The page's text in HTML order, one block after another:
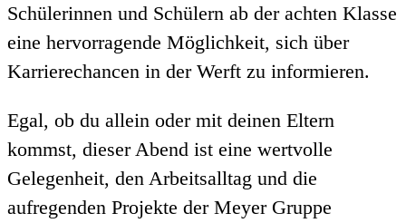
Schülerinnen und Schülern ab der achten Klasse
eine hervorragende Möglichkeit, sich über
Karrierechancen in der Werft zu informieren.
Egal, ob du allein oder mit deinen Eltern
kommst, dieser Abend ist eine wertvolle
Gelegenheit, den Arbeitsalltag und die
aufregenden Projekte der Meyer Gruppe